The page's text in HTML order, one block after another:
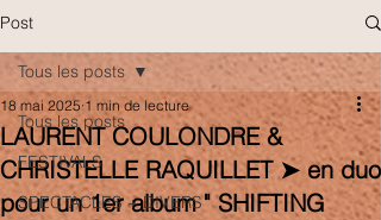
Post
Tous les posts
FESTIVALS
SPECTACLES + DIVERS
Tous les posts
LAURENT COULONDRE &
CHRISTELLE RAQUILLET ➤ en duo
pour un 1er album " SHIFTING
18 mai 2025 1 min de lecture